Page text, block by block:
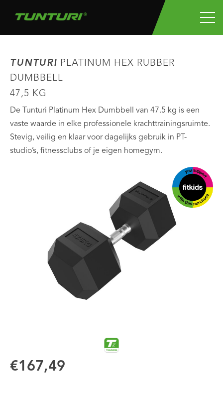
TUNTURI PLATINUM HEX RUBBER
DUMBBELL
47,5 KG
De Tunturi Platinum Hex Dumbbell van 47.5 kg is een
vaste waarde in elke professionele krachttrainingsruimte.
Stevig, veilig en klaar voor dagelijks gebruik in PT-
studio’s, fitnessclubs of je eigen homegym.
€167,49